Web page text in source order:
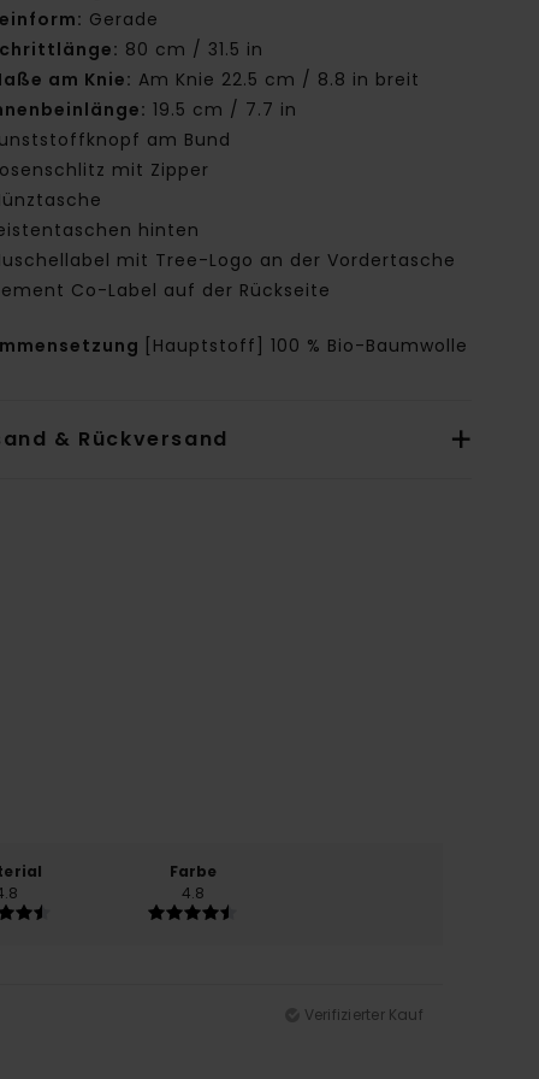
Gerade
80 cm / 31.5 in
am Knie: Am Knie 22.5 cm / 8.8 in breit
19.5 cm / 7.7 in
am Bund
mit Zipper
hinten
mit Tree-Logo an der Vordertasche
Co-Label auf der Rückseite
[Hauptstoff] 100 % Bio-Baumwolle
& Rückversand
Farbe
4.8
Verifizierter Kauf